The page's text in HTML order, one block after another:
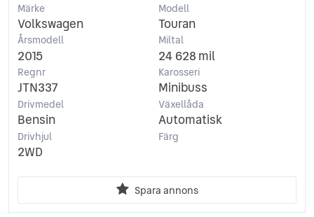
Märke
Volkswagen
Modell
Touran
Årsmodell
2015
Miltal
24 628 mil
Regnr
JTN337
Karosseri
Minibuss
Drivmedel
Bensin
Växellåda
Automatisk
Drivhjul
2WD
Färg
Spara annons